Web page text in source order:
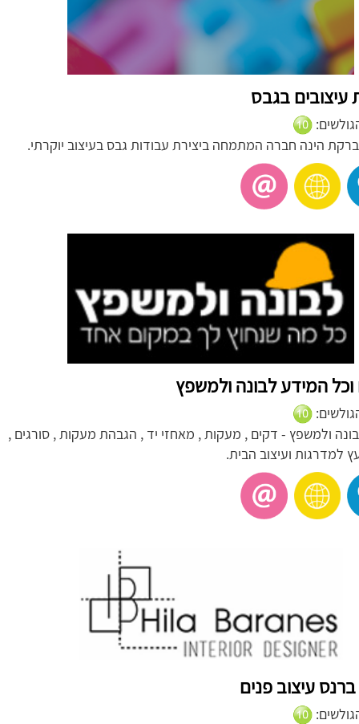
עיצובים בגבס
הינה חברה המתמחה ביצירת עבודות גבס בעיצוב יוקרתי.
המידע לבונה ולמשפץ
ולמשפץ - דקים , מעקות , מאחזי יד , הגבהת מעקות , סורגים ,
עץ למדרגות ועיצוב הבית.
עיצוב פנים